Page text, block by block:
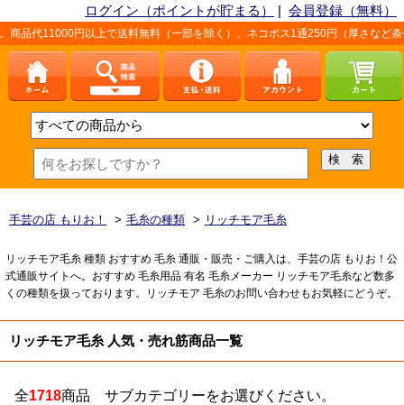
ログイン（ポイントが貯まる） | 会員登録（無料）
送料無料（一部を除く）、ネコポス1通250円（厚さなど条件あり）。詳しくは
手芸の店 もりお！ > 毛糸の種類 > リッチモア毛糸
リッチモア毛糸 種類 おすすめ 毛糸 通販・販売・ご購入は、手芸の店 もりお！公
式通販サイトへ。おすすめ 毛糸用品 有名 毛糸メーカー リッチモア毛糸など数多
くの種類を扱っております。リッチモア 毛糸のお問い合わせもお気軽にどうぞ。
リッチモア毛糸 人気・売れ筋商品一覧
全1718商品 サブカテゴリーをお選びください。